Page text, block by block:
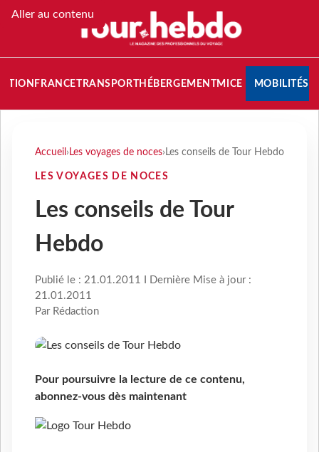
Aller au contenu
FRANCETRANSPORT HÉBERGEMENTMICE MOBILITÉS
Accueil › Les voyages de noces› Les conseils de Tour Hebdo
LES VOYAGES DE NOCES
Les conseils de Tour
Hebdo
Publié le : 21.01.2011 I Dernière Mise à jour :
21.01.2011
Par Rédaction
Pour poursuivre la lecture de ce contenu,
abonnez-vous dès maintenant